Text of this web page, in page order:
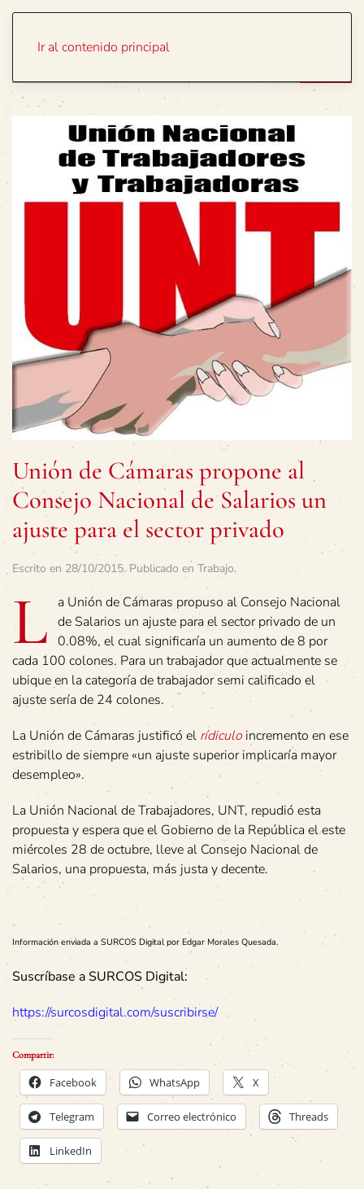
Ir al contenido principal
Unión de Cámaras propone al
Consejo Nacional de Salarios un
ajuste para el sector privado
Escrito en 28/10/2015. Publicado en Trabajo.
L
a Unión de Cámaras propuso al Consejo Nacional
de Salarios un ajuste para el sector privado de un
0.08%, el cual significaría un aumento de 8 por
cada 100 colones. Para un trabajador que actualmente se
ubique en la categoría de trabajador semi calificado el
ajuste sería de 24 colones.
La Unión de Cámaras justificó el rídiculo incremento en ese
estribillo de siempre «un ajuste superior implicaría mayor
desempleo».
La Unión Nacional de Trabajadores, UNT, repudió esta
propuesta y espera que el Gobierno de la República el este
miércoles 28 de octubre, lleve al Consejo Nacional de
Salarios, una propuesta, más justa y decente.
Información enviada a SURCOS Digital por Edgar Morales Quesada.
Suscríbase a SURCOS Digital:
https://surcosdigital.com/suscribirse/
Compartir:
Facebook WhatsApp X
Telegram Correo electrónico Threads
LinkedIn